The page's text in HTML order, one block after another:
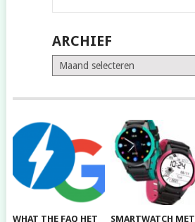
ARCHIEF
Archief
WHAT THE FAQ HET SMARTWATCH MET